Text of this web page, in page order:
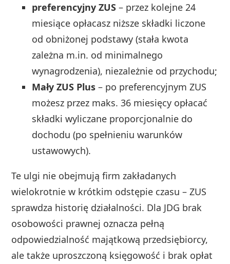
preferencyjny ZUS – przez kolejne 24
miesiące opłacasz niższe składki liczone
od obniżonej podstawy (stała kwota
zależna m.in. od minimalnego
wynagrodzenia), niezależnie od przychodu;
Mały ZUS Plus – po preferencyjnym ZUS
możesz przez maks. 36 miesięcy opłacać
składki wyliczane proporcjonalnie do
dochodu (po spełnieniu warunków
ustawowych).
Te ulgi nie obejmują firm zakładanych
wielokrotnie w krótkim odstępie czasu – ZUS
sprawdza historię działalności. Dla JDG brak
osobowości prawnej oznacza pełną
odpowiedzialność majątkową przedsiębiorcy,
ale także uproszczoną księgowość i brak opłat